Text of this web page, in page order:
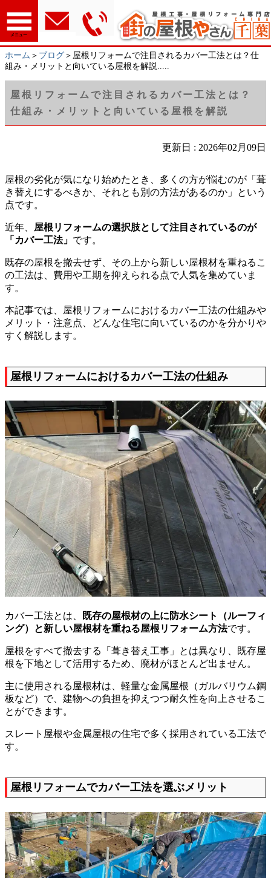
メニュー
ホーム ＞ ブログ ＞屋根リフォームで注目されるカバー工法とは？仕
組み・メリットと向いている屋根を解説.....
屋根リフォームで注目されるカバー工法とは？
仕組み・メリットと向いている屋根を解説
更新日 : 2026年02月09日
屋根の劣化が気になり始めたとき、多くの方が悩むのが「葺
き替えにするべきか、それとも別の方法があるのか」という
点です。
近年、 屋根リフォームの選択肢として注目されているのが
「カバー工法」 です。
既存の屋根を撤去せず、その上から新しい屋根材を重ねるこ
の工法は、費用や工期を抑えられる点で人気を集めていま
す。
本記事では、屋根リフォームにおけるカバー工法の仕組みや
メリット・注意点、どんな住宅に向いているのかを分かりや
すく解説します。
屋根リフォームにおけるカバー工法の仕組み
カバー工法とは、
既存の屋根材の上に防水シート（ルーフィ
ング）と新しい屋根材を重ねる屋根リフォーム方法です。
屋根をすべて撤去する「葺き替え工事」とは異なり、既存屋
根を下地として活用するため、廃材がほとんど出ません。
主に使用される屋根材は、軽量な金属屋根（ガルバリウム鋼
板など）で、建物への負担を抑えつつ耐久性を向上させるこ
とができます。
スレート屋根や金属屋根の住宅で多く採用されている工法で
す。
屋根リフォームでカバー工法を選ぶメリット